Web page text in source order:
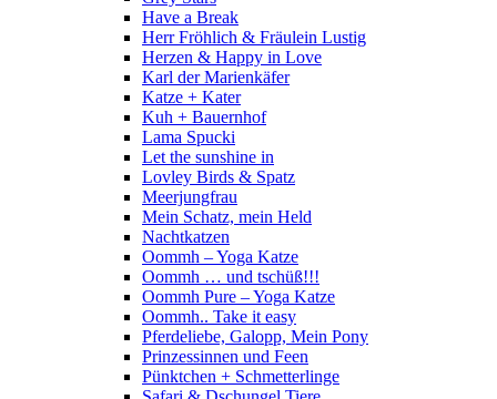
Have a Break
Herr Fröhlich & Fräulein Lustig
Herzen & Happy in Love
Karl der Marienkäfer
Katze + Kater
Kuh + Bauernhof
Lama Spucki
Let the sunshine in
Lovley Birds & Spatz
Meerjungfrau
Mein Schatz, mein Held
Nachtkatzen
Oommh – Yoga Katze
Oommh … und tschüß!!!
Oommh Pure – Yoga Katze
Oommh.. Take it easy
Pferdeliebe, Galopp, Mein Pony
Prinzessinnen und Feen
Pünktchen + Schmetterlinge